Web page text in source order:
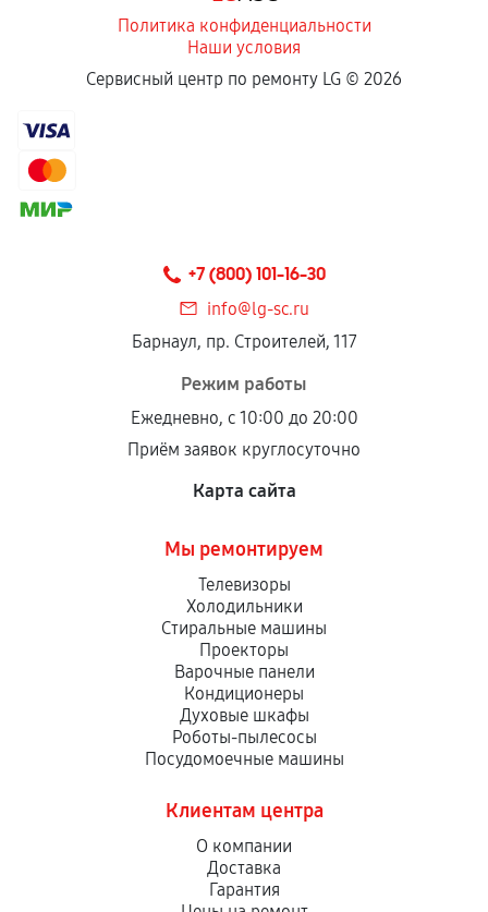
Политика конфиденциальности
Наши условия
Сервисный центр по ремонту LG © 2026
+7 (800) 101-16-30
info@lg-sc.ru
Барнаул, пр. Строителей, 117
Режим работы
Ежедневно, с 10:00 до 20:00
Приём заявок круглосуточно
Карта сайта
Мы ремонтируем
Телевизоры
Холодильники
Стиральные машины
Проекторы
Варочные панели
Кондиционеры
Духовые шкафы
Роботы-пылесосы
Посудомоечные машины
Клиентам центра
О компании
Доставка
Гарантия